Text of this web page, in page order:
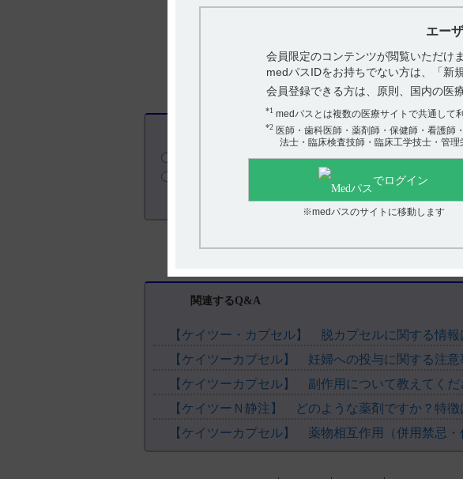
エー
会員限定のコンテンツが閲覧いただけ
medパスIDをお持ちでない方は、「新
会員登録できる方は、原則、国内の医
*1medパスとは複数の医療サイトで共通して
*2医師・歯科医師・薬剤師・保健師・看護師
法士・臨床検査技師・臨床工学技士・管
でログイン
※medパスのサイトに移動します
【更新年月】
アンケート:ご意見をお聞かせください
関連するQ&A
【ケイツー・カプセル】 脱カプセルに関する情報
【ケイツーカプセル】 妊婦への投与に関する注意
【ケイツーカプセル】 副作用について教えてくだ
【ケイツーＮ静注】 どのような薬剤ですか？特徴
【ケイツーカプセル】 薬物相互作用（併用禁忌・